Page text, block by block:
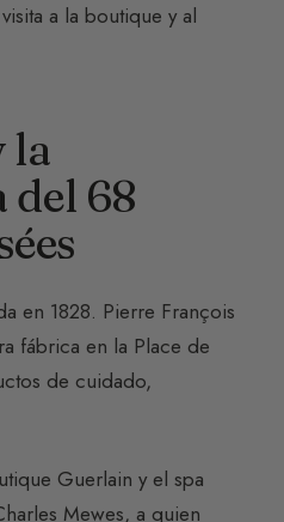
a la boutique y al
la
68
en 1828. Pierre François
fábrica en la Place de
de cuidado,
Guerlain y el spa
Mewes, a quien